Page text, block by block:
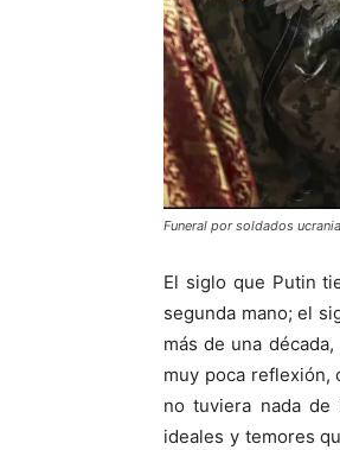
Funeral por soldados
El siglo que Putin
segunda mano; el
más de una
muy poca reflexión,
no tuviera nada de
ideales y temores